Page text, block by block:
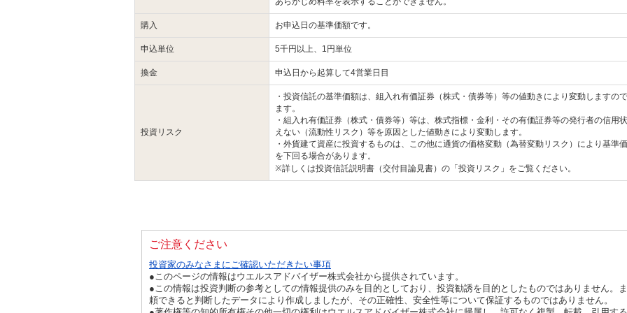
購入 お申込日の基準価額です。
申込単位 5千円以上、1円単位
換金 申込日から起算して4営業日目
投資リスク
・投資信託の基準価額は、組入れ有価証券（株式・債券等）等の値動きにより変動しますの
ます。
・組入れ有価証券（株式・債券等）等は、株式指標・金利・その有価証券等の発行者の信用
えない（流動性リスク）等を原因とした値動きにより変動します。
・外貨建て資産に投資するものは、この他に通貨の価格変動（為替変動リスク）により基準
を下回る場合があります。
※詳しくは投資信託説明書（交付目論見書）の「投資リスク」をご覧ください。
ご注意ください
投資家のみなさまにご確認いただきたい事項
●このページの情報はウエルスアドバイザー株式会社から提供されています。
●この情報は投資判断の参考としての情報提供のみを目的としており、投資勧誘を目的としたものではありません。
頼できると判断したデータにより作成しましたが、その正確性、安全性等について保証するものではありません。